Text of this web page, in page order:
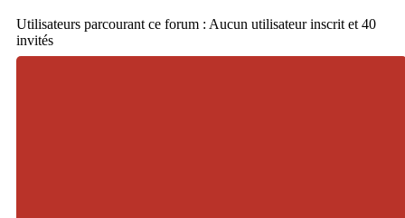
Utilisateurs parcourant ce forum : Aucun utilisateur inscrit et 40
invités